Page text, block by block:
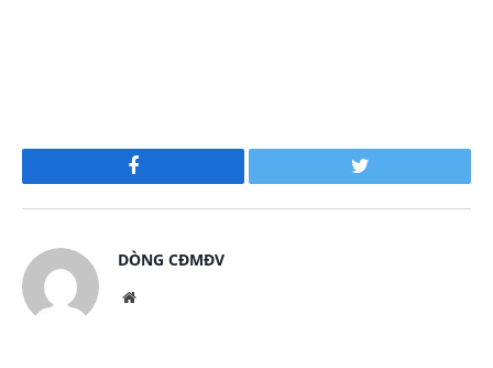
Facebook Twitter
DÒNG CĐMĐV
Website